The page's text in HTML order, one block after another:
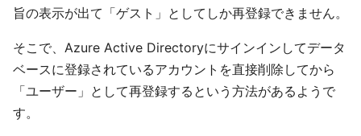
旨の表示が出て「ゲスト」としてしか再登録できません。
そこで、Azure Active Directoryにサインインしてデータ
ベースに登録されているアカウントを直接削除してから
「ユーザー」として再登録するという方法があるようで
す。